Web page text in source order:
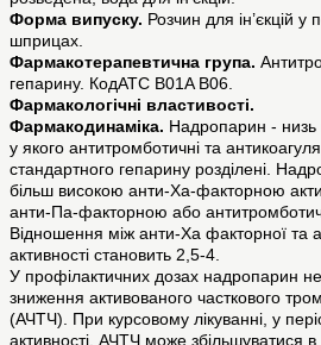
Форма випуску. Розчин для ін’єкцій
шприцах.
Фармакотерапевтична група.
гепарину. КодАТС B01A B06.
Фармакологічні властивості.
Фармакодинаміка. Надропарин - низь
у якого антитромботичні та
стандартного гепарину розділені.
більш високою анти-Ха-факторною
анти-Па-факторною або
Відношення між анти-Ха факторної та
активності становить 2,5-4.
У профілактичних дозах надропарин
зниження активованого часткового
(АЧТЧ). При курсовому лікуванні, у
активності, АЧТЧ може збільшуватися